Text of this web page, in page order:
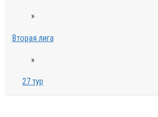
»
Вторая лига
»
27 тур